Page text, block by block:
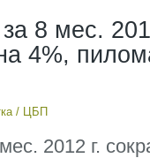
8 мес.
4%,
/ ЦБП
2012 г.